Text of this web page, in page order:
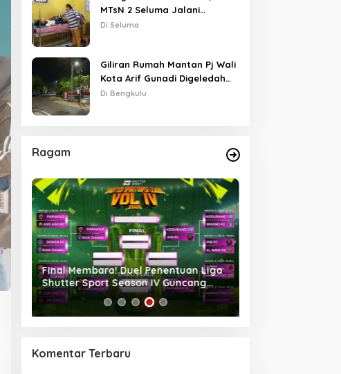
MTsN 2 Seluma Jalani
Perawatan Intensif di RSUD
Di Seluma
Giliran Rumah Mantan Pj Wali
Kota Arif Gunadi Digeledah
KPK, Sinyal Pengusutan
Di Bengkulu
Ragam
Final Membara! Duel Penentuan Liga
Shutter Sport Season IV Guncang
King Mini Soccer
Komentar Terbaru